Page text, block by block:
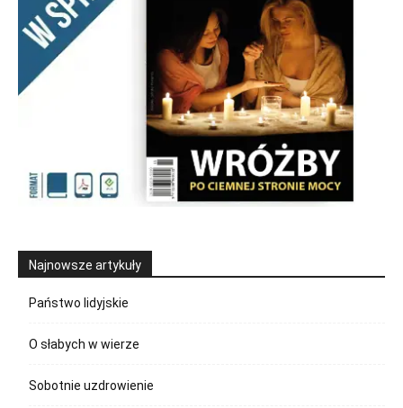
Najnowsze artykuły
Państwo lidyjskie
O słabych w wierze
Sobotnie uzdrowienie